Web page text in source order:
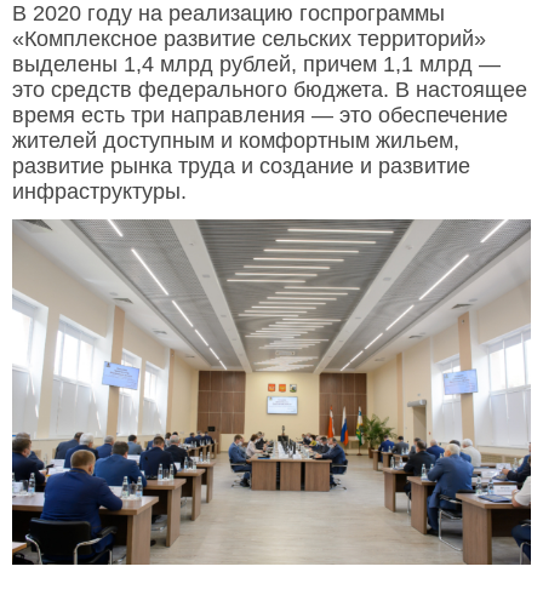
В 2020 году на реализацию госпрограммы
«Комплексное развитие сельских территорий»
выделены 1,4 млрд рублей, причем 1,1 млрд —
это средств федерального бюджета. В настоящее
время есть три направления — это обеспечение
жителей доступным и комфортным жильем,
развитие рынка труда и создание и развитие
инфраструктуры.